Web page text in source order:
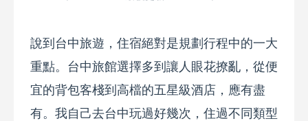
說到台中旅遊，住宿絕對是規劃行程中的一大
重點。台中旅館選擇多到讓人眼花撩亂，從便
宜的背包客棧到高檔的五星級酒店，應有盡
有。我自己去台中玩過好幾次，住過不同類型